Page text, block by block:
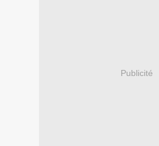
Publicité